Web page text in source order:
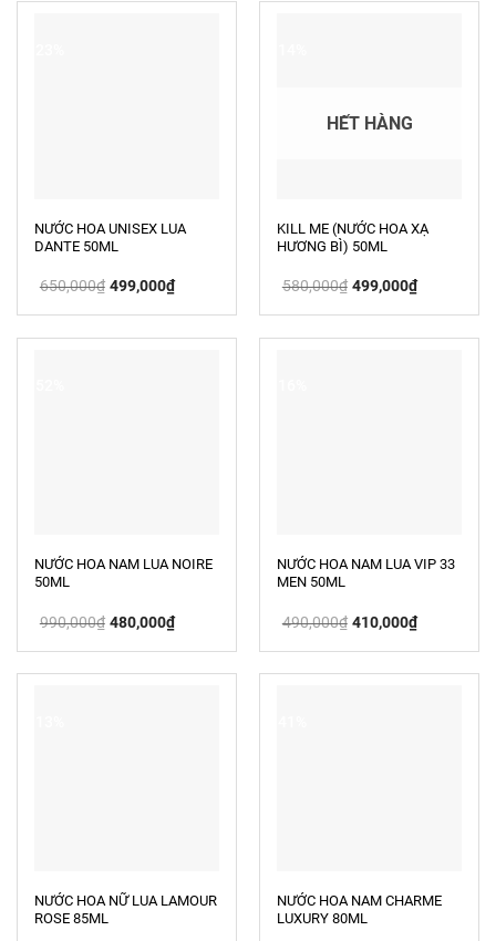
NƯỚC HOA UNISEX LUA
DANTE 50ML
650,000₫ Giá
gốc
499,000₫Giá
hiện
499,000₫.
HẾT HÀNG
KILL ME (NƯỚC HOA XẠ
HƯƠNG BÌ) 50ML
580,000₫ Giá
gốc
499,000₫Giá
hiện
499,000₫.
NƯỚC HOA NAM LUA NOIRE
50ML
990,000₫ Giá
gốc
480,000₫Giá
hiện
480,000₫.
NƯỚC HOA NAM LUA VIP 33
MEN 50ML
490,000₫ Giá
gốc
410,000₫Giá
hiện
410,000₫.
NƯỚC HOA NỮ LUA LAMOUR
ROSE 85ML
NƯỚC HOA NAM CHARME
LUXURY 80ML